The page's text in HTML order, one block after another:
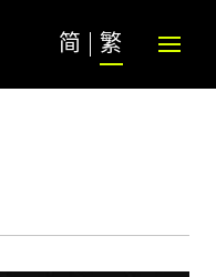
简 繁